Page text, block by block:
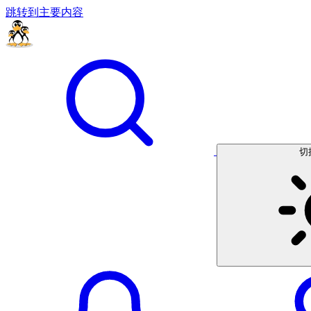
跳转到主要内容
切